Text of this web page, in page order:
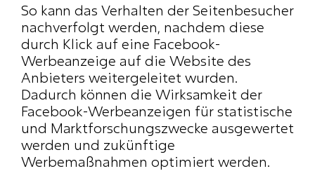
So kann das Verhalten der Seitenbesucher
nachverfolgt werden, nachdem diese
durch Klick auf eine Facebook-
Werbeanzeige auf die Website des
Anbieters weitergeleitet wurden.
Dadurch können die Wirksamkeit der
Facebook-Werbeanzeigen für statistische
und Marktforschungszwecke ausgewertet
werden und zukünftige
Werbemaßnahmen optimiert werden.